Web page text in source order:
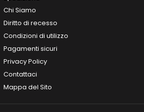
Chi Siamo
Diritto di recesso
Condizioni di utilizzo
Pagamenti sicuri
Privacy Policy
Contattaci
Mappa del Sito